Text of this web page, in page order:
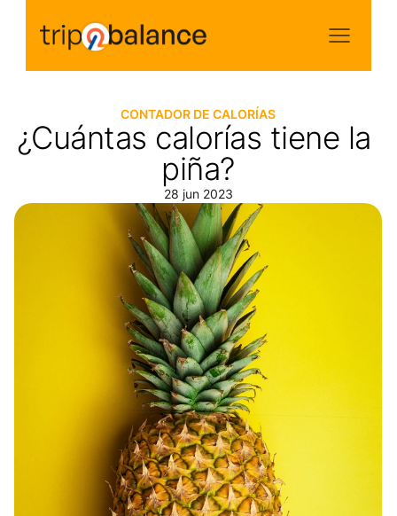
CONTADOR DE CALORÍAS
¿Cuántas calorías tiene la
piña?
28 jun 2023